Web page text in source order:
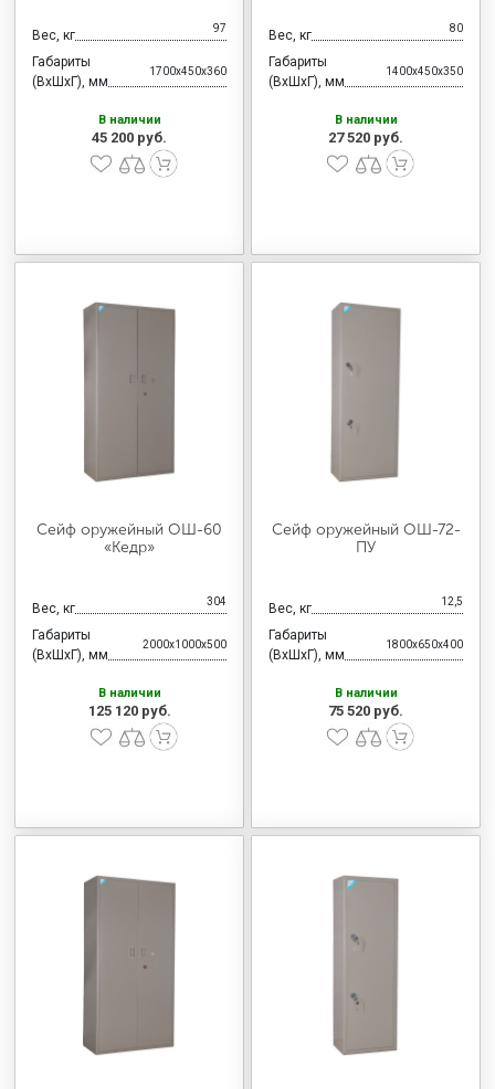
Вес, кг 97
Габариты
(ВхШхГ), мм
1700x450x360
В наличии
45 200 руб.
Вес, кг 80
Габариты
(ВхШхГ), мм
1400x450x350
В наличии
27 520 руб.
Сейф оружейный ОШ-60
«Кедр»
Вес, кг 304
Габариты
(ВхШхГ), мм
2000x1000x500
В наличии
125 120 руб.
Сейф оружейный ОШ-72-
ПУ
Вес, кг 12,5
Габариты
(ВхШхГ), мм
1800x650x400
В наличии
75 520 руб.